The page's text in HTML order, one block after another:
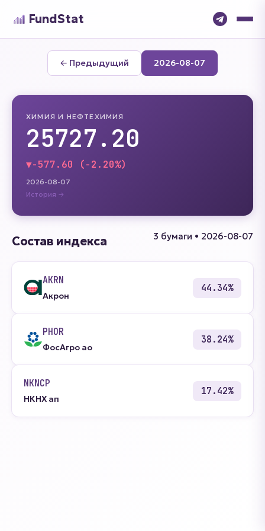
FundStat
← Предыдущий 2026-08-07
ХИМИЯ И НЕФТЕХИМИЯ
25727.20
▼-577.60 (-2.20%)
2026-08-07
История →
Состав индекса 3 бумаги • 2026-08-07
AKRN
Акрон
44.34%
PHOR
ФосАгро ао
38.24%
NKNCP
НКНХ ап
17.42%